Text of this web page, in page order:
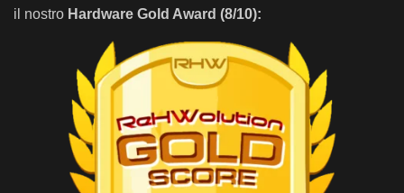
il nostro Hardware Gold Award (8/10):